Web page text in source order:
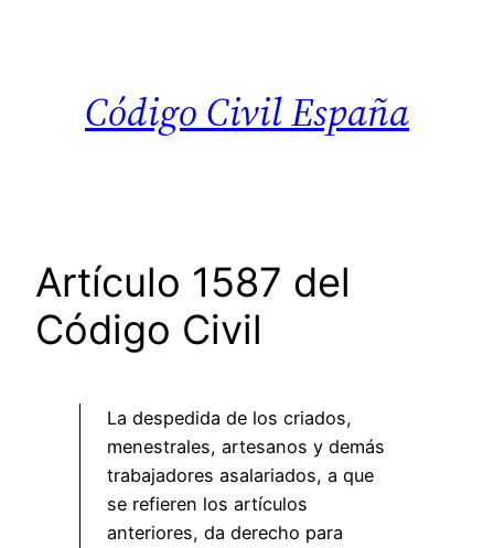
Código Civil España
Artículo 1587 del
Código Civil
La despedida de los criados,
menestrales, artesanos y demás
trabajadores asalariados, a que
se refieren los artículos
anteriores, da derecho para